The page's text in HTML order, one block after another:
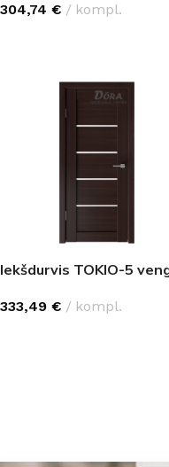
304,74 € kompl.
Iekšdurvis TOKIO-5
333,49 € kompl.